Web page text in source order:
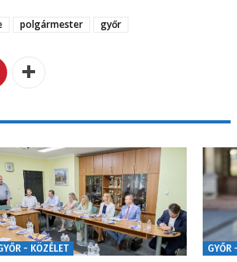
polgármester győr
- KÖZÉLET GYŐR